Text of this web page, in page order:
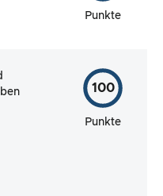
Punkte
100
Punkte